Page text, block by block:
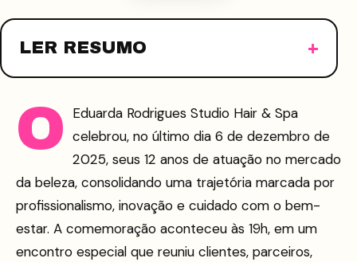
LER RESUMO
O Eduarda Rodrigues Studio Hair & Spa
celebrou, no último dia 6 de dezembro de
2025, seus 12 anos de atuação no mercado
da beleza, consolidando uma trajetória marcada por
profissionalismo, inovação e cuidado com o bem-
estar. A comemoração aconteceu às 19h, em um
encontro especial que reuniu clientes, parceiros,